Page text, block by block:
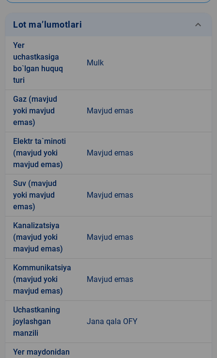
Lot ma’lumotlari keyboard_arrow_down
Yer
uchastkasiga
bo`lgan huquq
turi
Mulk
Gaz (mavjud
yoki mavjud
emas)
Mavjud emas
Elektr ta`minoti
(mavjud yoki
mavjud emas)
Mavjud emas
Suv (mavjud
yoki mavjud
emas)
Mavjud emas
Kanalizatsiya
(mavjud yoki
mavjud emas)
Mavjud emas
Kommunikatsiya
(mavjud yoki
mavjud emas)
Mavjud emas
Uchastkaning
joylashgan
manzili
Jana qala OFY
Yer maydonidan